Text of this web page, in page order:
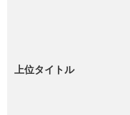
上位タイトル